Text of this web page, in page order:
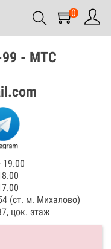
0
99 - МТС
19.00
(ст. м. Михалово)
цок. этаж